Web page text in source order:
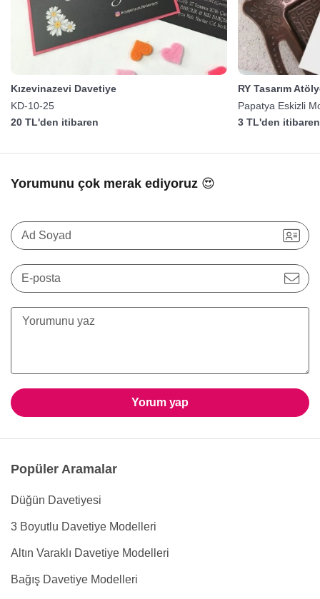
Kızevinazevi Davetiye
KD-10-25
20 TL'den itibaren
RY Tasarım
Papatya Eskizli
3 TL'den itibaren
Yorumunu çok merak ediyoruz 😍
Ad Soyad
E-posta
Yorum yap
Popüler Aramalar
Düğün Davetiyesi
3 Boyutlu Davetiye Modelleri
Altın Varaklı Davetiye Modelleri
Bağış Davetiye Modelleri